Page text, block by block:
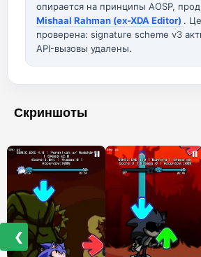
опирается на принципы AOSP,
Mishaal Rahman (ex-XDA Editor) .
проверена: signature scheme v3
API-вызовы удалены.
Скриншоты
❮